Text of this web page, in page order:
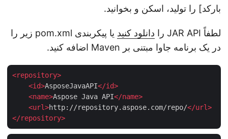
بارکد] را تولید، اسکن و بخوانید.
لطفاً JAR API را دانلود کنید
یا پیکربندی pom.xml زیر را
در یک برنامه جاوا مبتنی بر Maven اضافه کنید.
<repository
<id>AsposeJavaAPI</id
<name>Aspose Java API</name
<url>http://repository.aspose.com/repo/</url
</repository